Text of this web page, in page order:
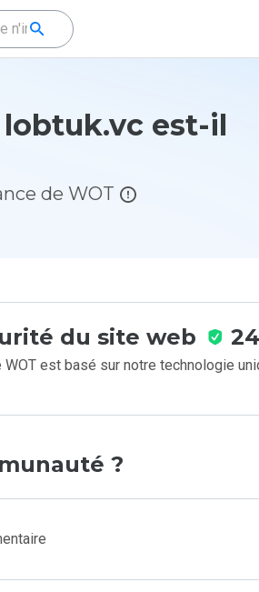
lobtuk.vc est-il
de WOT
du site web
est basé sur notre technologie
?